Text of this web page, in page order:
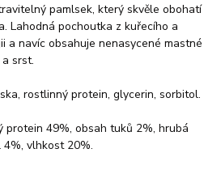
pamlsek, který skvěle obohatí
Lahodná pochoutka z kuřecího a
a navíc obsahuje nenasycené mastné
srst.
rostlinný protein, glycerin, sorbitol.
protein 49%, obsah tuků 2%, hrubá
vlhkost 20%.